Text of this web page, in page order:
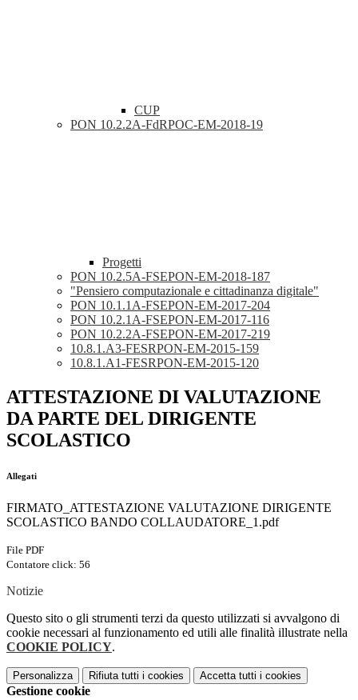
CUP
PON 10.2.2A-FdRPOC-EM-2018-19
Progetti
PON 10.2.5A-FSEPON-EM-2018-187
"Pensiero computazionale e cittadinanza digitale"
PON 10.1.1A-FSEPON-EM-2017-204
PON 10.2.1A-FSEPON-EM-2017-116
PON 10.2.2A-FSEPON-EM-2017-219
10.8.1.A3-FESRPON-EM-2015-159
10.8.1.A1-FESRPON-EM-2015-120
ATTESTAZIONE DI VALUTAZIONE
DA PARTE DEL DIRIGENTE
SCOLASTICO
Allegati
FIRMATO_ATTESTAZIONE VALUTAZIONE DIRIGENTE
SCOLASTICO BANDO COLLAUDATORE_1.pdf
File PDF
Contatore click: 56
Notizie
Questo sito o gli strumenti terzi da questo utilizzati si avvalgono di
cookie necessari al funzionamento ed utili alle finalità illustrate nella
COOKIE POLICY.
Personalizza Rifiuta tutti i cookies Accetta tutti i cookies
Gestione cookie